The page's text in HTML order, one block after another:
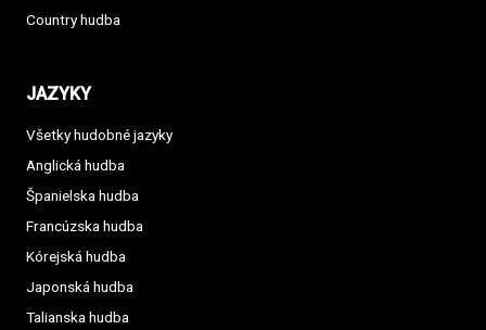
Country hudba
JAZYKY
Všetky hudobné jazyky
Anglická hudba
Španielska hudba
Francúzska hudba
Kórejská hudba
Japonská hudba
Talianska hudba